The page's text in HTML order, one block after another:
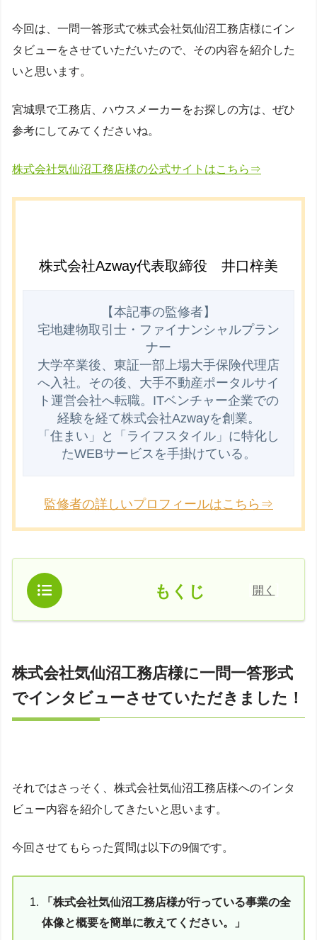
今回は、一問一答形式で株式会社気仙沼工務店様にイン
タビューをさせていただいたので、その内容を紹介した
いと思います。
宮城県で工務店、ハウスメーカーをお探しの方は、ぜひ
参考にしてみてくださいね。
株式会社気仙沼工務店様の公式サイトはこちら⇒
株式会社Azway代表取締役 井口梓美
【本記事の監修者】
宅地建物取引士・ファイナンシャルプラン
ナー
大学卒業後、東証一部上場大手保険代理店
へ入社。その後、大手不動産ポータルサイ
ト運営会社へ転職。ITベンチャー企業での
経験を経て株式会社Azwayを創業。
「住まい」と「ライフスタイル」に特化し
監修者の詳しいプロフィールはこちら⇒
もくじ 開く
株式会社気仙沼工務店様に一問一答形式
でインタビューさせていただきました！
それではさっそく、株式会社気仙沼工務店様へのインタ
ビュー内容を紹介してきたいと思います。
今回させてもらった質問は以下の9個です。
「株式会社気仙沼工務店様が行っている事業の全
体像と概要を簡単に教えてください。」